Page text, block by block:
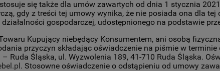
się także dla umów zawartych od dnia 1 stycznia
gdy z treści tej umowy wynika, że nie posiada ona dla
gospodarczej, udostępnionego na podstawie
Kupujący niebędący Konsumentem, ani osobą
przyczyn składając oświadczenie na piśmie w
Ruda Śląska, ul. Wyzwolenia 189, 41-710 Ruda Śląska.
. Stosowne oświadczenie o odstąpieniu od umowy